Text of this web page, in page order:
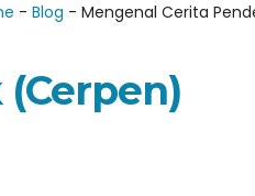
- Blog - Mengenal Cerita